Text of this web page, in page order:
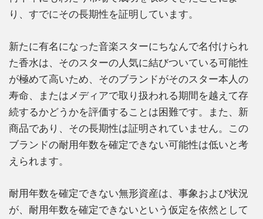
り、すでにその長期性を証明しています。
新たに有名になった音楽スターにちなんで名付けられ
た香水は、そのスターの人気に結びついている可能性
が極めて高いため、そのブランドがそのスター本人の
寿命、またはメディアで取り扱われる期間を越えて存
続するかどうかを評価することは困難です。また、新
商品であり、その長期性は証明されていません。この
ブランドの耐用年数を確定できない可能性は低いと考
えられます。
耐用年数を確定できない無形資産は、事象および状況
が、耐用年数を確定できないという仮定を依然として